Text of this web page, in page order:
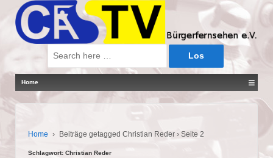
nach:
Home ≡
Home › Beiträge getagged Christian Reder › Seite 2
Schlagwort: Christian Reder